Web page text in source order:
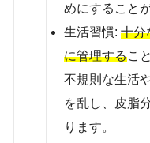
めにすること
生活習慣: 十分
に管理するこ
不規則な生活
を乱し、皮脂
ります。